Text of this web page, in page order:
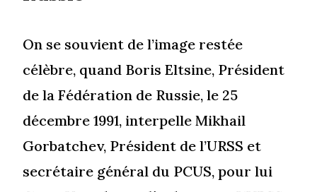
On se souvient de l’image restée
célèbre, quand Boris Eltsine, Président
de la Fédération de Russie, le 25
décembre 1991, interpelle Mikhail
Gorbatchev, Président de l’URSS et
secrétaire général du PCUS, pour lui